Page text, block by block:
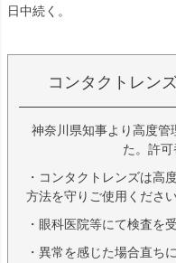
日中続く。
コンタクトレン
神奈川県知事より高度管
た。許
・コンタクトレンズは高
方法を守りご使用くださ
・眼科医院等にて検査を
・異常を感じた場合直ち